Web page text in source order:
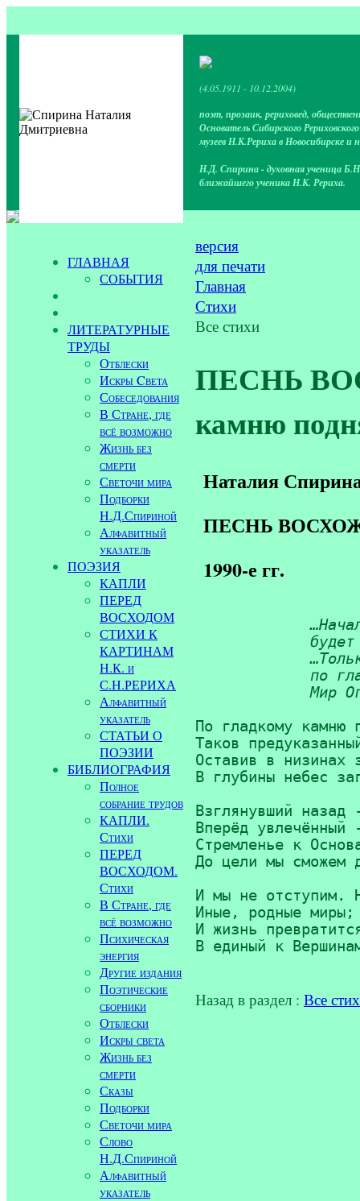
(4.05.1911 - 10.12.2004)
поэт, прозаик, рериховед,
Основатель Сибирского
музеев Н.К.Рериха в Новосибирске и
Н.Д. Спирина - духовная ученица
ближайшего ученика Н.К. Рериха.
ГЛАВНАЯ
СОБЫТИЯ
ЛИТЕРАТУРНЫЕ
ТРУДЫ
Отблески
Искры Cвета
Собеседования
В Стране, где
всё возможно
Жизнь без
смерти
Светочи мира
Подборки
Н.Д.Спириной
Алфавитный
указатель
ПОЭЗИЯ
КАПЛИ
ПЕРЕД
ВОСХОДОМ
СТИХИ К
КАРТИНАМ
Н.К. и
С.Н.РЕРИХА
Алфавитный
указатель
СТАТЬИ О
ПОЭЗИИ
БИБЛИОГРАФИЯ
Полное
собрание трудов
КАПЛИ.
Стихи
ПЕРЕД
ВОСХОДОМ.
Стихи
В Стране, где
всё возможно
Психическая
энергия
Другие издания
Поэтические
сборники
Отблески
Искры света
Жизнь без
смерти
Сказы
Подборки
Светочи мира
Слово
Н.Д.Спириной
Алфавитный
указатель
версия
для печати
Главная
Стихи
Все стихи
ПЕСНЬ
камню
Наталия
ПЕСНЬ
1990-е гг.
по
Мир
По гладкому камню
Таков
Оставив в низинах
В глубины небес
Взглянувший
Вперёд
Стремленье к
До цели мы сможем
И мы не отступим.
Иные, родные миры;
И жизнь
Назад в раздел : Все